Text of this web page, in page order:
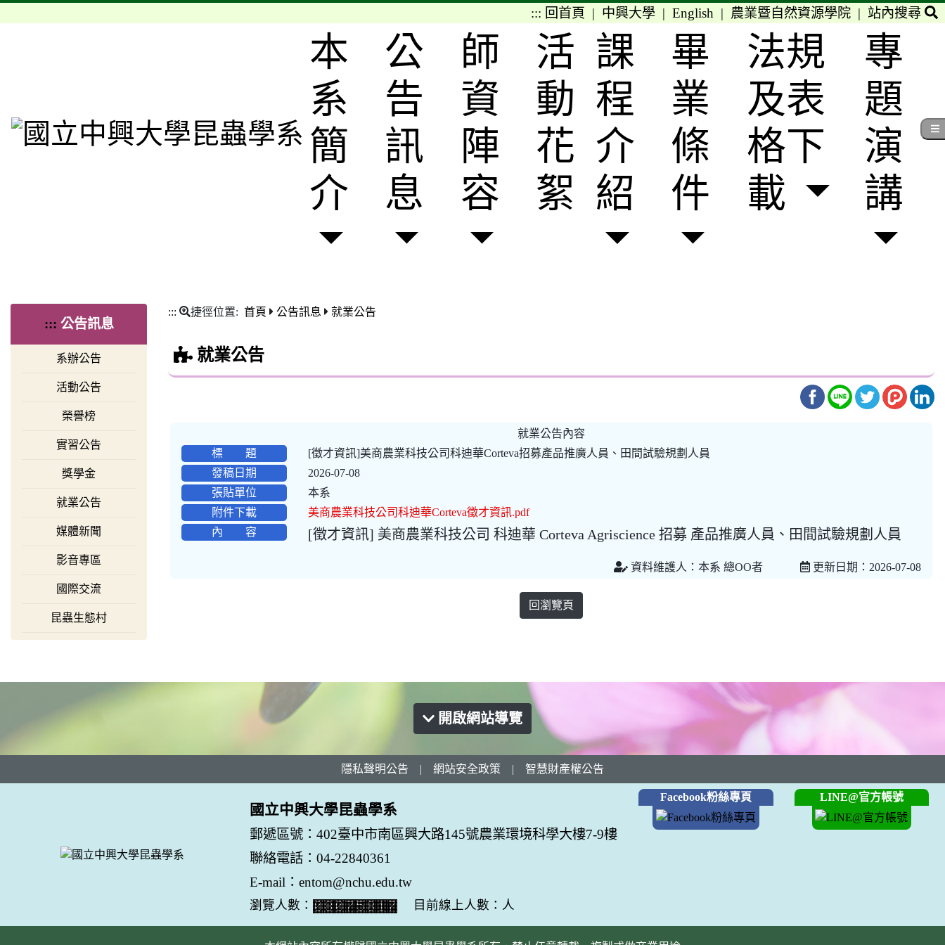
::: 回首頁 | 中興大學| English | 農業暨自然資源學院| 站內搜尋
本
系
簡
介
公
告
訊
息
師
資
陣
容
活
動
花
絮
課
程
介
紹
畢
業
條
件
法規
及表
格下
載
專
題
演
講
::: 公告訊息
系辦公告
活動公告
榮譽榜
實習公告
獎學金
就業公告
媒體新聞
影音專區
國際交流
昆蟲生態村
::: 捷徑位置: 首頁 公告訊息 就業公告
就業公告
就業公告內容
標 題
[徵才資訊]美商農業科技公司科迪華Corteva招募產品推廣人員、田間試驗規劃人員
發稿日期
2026-07-08
張貼單位
本系
附件下載
美商農業科技公司科迪華Corteva徵才資訊.pdf
內 容
[徵才資訊] 美商農業科技公司 科迪華 Corteva Agriscience 招募 產品推廣人員、田間試驗規劃人員
資料維護人：本系 總OO者 更新日期：2026-07-08
回瀏覽頁
開啟網站導覽
隱私聲明公告 | 網站安全政策 | 智慧財產權公告
國立中興大學昆蟲學系
郵遞區號：402臺中市南區興大路145號農業環境科學大樓7-9樓
聯絡電話：04-22840361
E-mail：entom@nchu.edu.tw
瀏覽人數： 目前線上人數：人
Facebook粉絲專頁 LINE@官方帳號